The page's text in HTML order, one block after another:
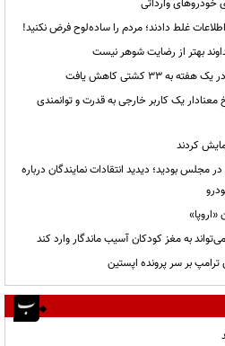
وارداتی
غلط دادند؛ مردم را ساده‌لوح فرض نکنید!
بهتر از رضایت شوهر نیست
۳۳ کشتی کاهش یافت
معنادار یک کاربر خارجی به قدرت و توانمندی
کردند
بودید؛ دیدید انتقادات نمایندگان درباره
به مغز کودکان آسیب ماندگار وارد کند
بر سر پرونده اپستین